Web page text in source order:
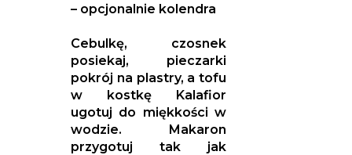
– opcjonalnie kolendra
Cebulkę, czosnek
posiekaj, pieczarki
pokrój na plastry, a tofu
w kostkę Kalafior
ugotuj do miękkości w
wodzie. Makaron
przygotuj tak jak